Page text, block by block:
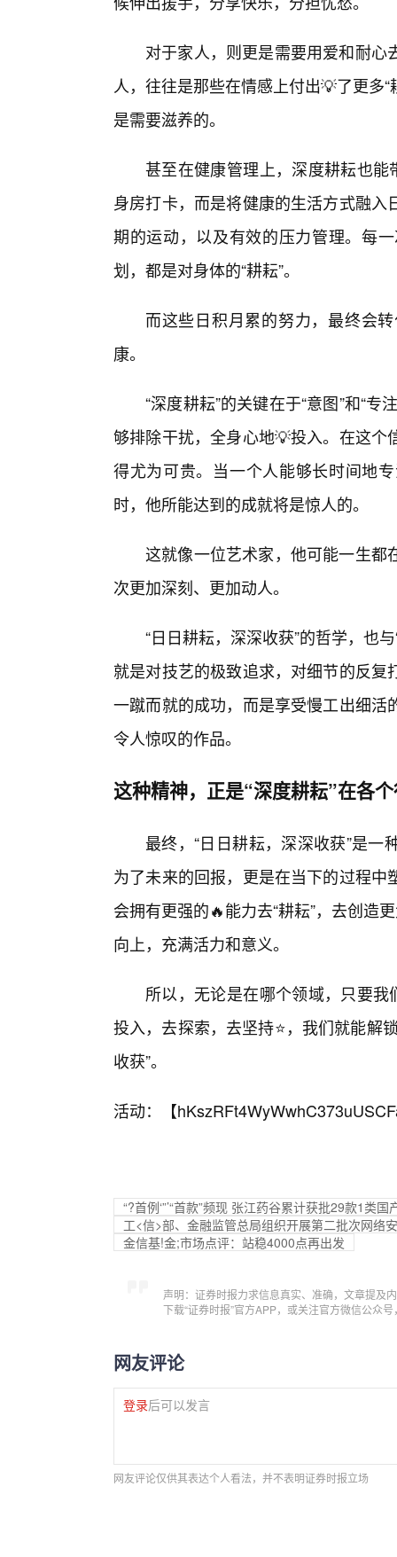
对于家人，则更是需要用爱和耐
人，往往是那些在情感上付出💡了更多
是需要滋养的。
甚至在健康管理上，深度耕耘也能
身房打卡，而是将健康的生活方式融
期的运动，以及有效的压力管理。每
划，都是对身体的“耕耘”。
而这些日积月累的努力，最终会
康。
“深度耕耘”的关键在于“意图”和“
够排除干扰，全身心地💡投入。在这
得尤为可贵。当一个人能够长时间地
时，他所能达到的成就将是惊人的。
这就像一位艺术家，他可能一生都
次更加深刻、更加动人。
“日日耕耘，深深收获”的哲学，也
就是对技艺的极致追求，对细节的反
一蹴而就的成功，而是享受慢工出细
令人惊叹的作品。
这种精神，正是“深度耕耘”在各
最终，“日日耕耘，深深收获”是
为了未来的回报，更是在当下的过程
会拥有更强的🔥能力去“耕耘”，去创造
向上，充满活力和意义。
所以，无论是在哪个领域，只要我
投入，去探索，去坚持⭐，我们就能解
收获”。
活动：【
“?首例‘”’“首款”频现 张江药谷累计获批29款1类国
工<信>部、金融监管总局组织开展第二批次网络
金信基!金;市场点评：站稳4000点再出发
声明：证券时报力求信息真实、准确，文章提及
下载“证券时报”官方APP，或关注官方微信公众
网友评论
登录后可以发言
网友评论仅供其表达个人看法，并不表明证券时报立场